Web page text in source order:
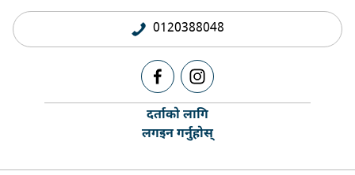
0120388048
दर्ताको लागि
लगइन गर्नुहोस्